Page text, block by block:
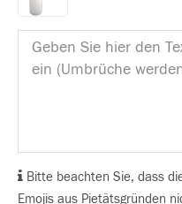
Bitte beachten Sie, dass
Emojis aus Pietätsgründen